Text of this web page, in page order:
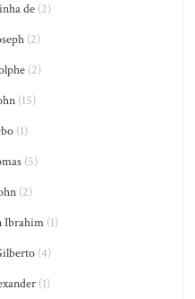
de (2)
(2)
(2)
(15)
(1)
(5)
(2)
Ibrahim (1)
(4)
(1)